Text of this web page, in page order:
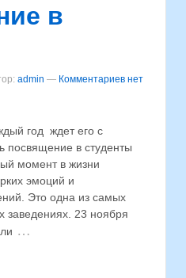
в
admin — Комментариев нет
год ждет его с
посвящение в студенты
момент в жизни
эмоций и
Это одна из самых
заведениях. 23 ноября
…